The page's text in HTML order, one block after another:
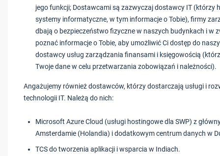
jego funkcji; Dostawcami są zazwyczaj dostawcy IT (którzy
systemy informatyczne, w tym informacje o Tobie), firmy
dbają o bezpieczeństwo fizyczne w naszych budynkach i w
poznać informacje o Tobie, aby umożliwić Ci dostęp do
dostawcy usług zarządzania finansami i księgowością
Twoje dane w celu przetwarzania zobowiązań i należności).
Angażujemy również dostawców, którzy dostarczają usługi i
technologii IT. Należą do nich:
Microsoft Azure Cloud (usługi hostingowe dla SWP) z
Amsterdamie (Holandia) i dodatkowym centrum danych w
TCS do tworzenia aplikacji i wsparcia w Indiach.